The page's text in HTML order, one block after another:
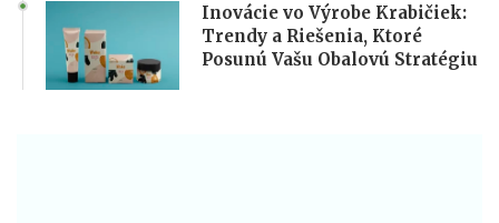
Inovácie vo Výrobe Krabičiek:
Trendy a Riešenia, Ktoré
Posunú Vašu Obalovú Stratégiu